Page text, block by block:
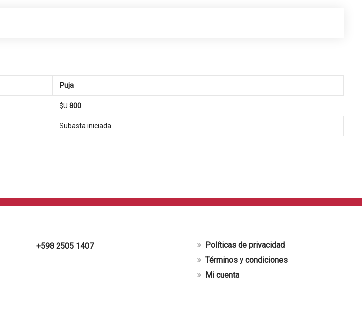
Puja
$U 800
Subasta iniciada
+598 2505 1407
Políticas de privacidad
Términos y condiciones
Mi cuenta